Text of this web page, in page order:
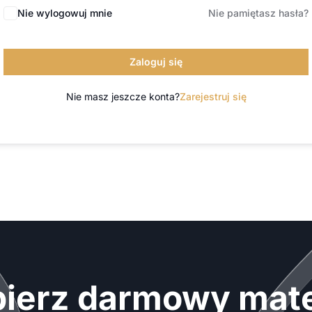
Nie wylogowuj mnie Nie pamiętasz hasła?
Zaloguj się
Nie masz jeszcze konta?Zarejestruj się
darmowy